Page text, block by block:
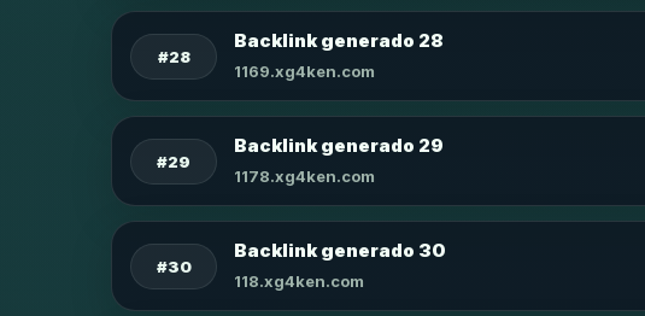
#28
Backlink generado 28
1169.xg4ken.com
#29
Backlink generado 29
1178.xg4ken.com
#30
Backlink generado 30
118.xg4ken.com